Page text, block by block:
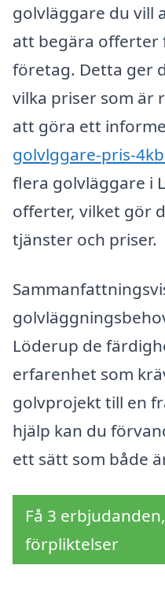
golvläggare du vill
att begära offerter
företag. Detta ger
vilka priser som är
att göra ett
golvlggare-pris-
flera golvläggare i
offerter, vilket gör
tjänster och priser.
Löderup de
erfarenhet som
golvprojekt till en
hjälp kan du
ett sätt som både
Få 3
förpliktelser